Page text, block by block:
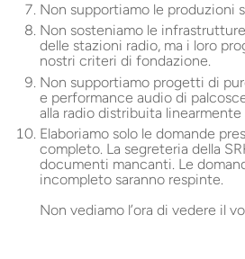
Non supportiamo le produzioni
Non sosteniamo le
delle stazioni radio, ma i loro
nostri criteri di fondazione.
Non supportiamo progetti di
e performance audio di
alla radio distribuita
Elaboriamo solo le domande
completo. La segreteria della
documenti mancanti. Le
incompleto saranno respinte.
Non vediamo l’ora di vedere il